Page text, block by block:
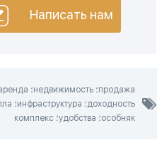
Написать нам
особняк؛ удобства؛ комплекс